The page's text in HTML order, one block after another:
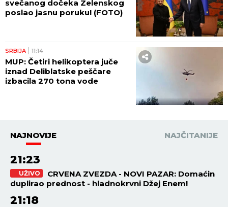
svečanog dočeka Zelenskog
poslao jasnu poruku! (FOTO)
SRBIJA 11:14
MUP: Četiri helikoptera juče
iznad Deliblatske peščare
izbacila 270 tona vode
NAJNOVIJE NAJČITANIJE
21:23
UŽIVO
CRVENA ZVEZDA - NOVI PAZAR: Domaćin
duplirao prednost - hladnokrvni Džej Enem!
21:18